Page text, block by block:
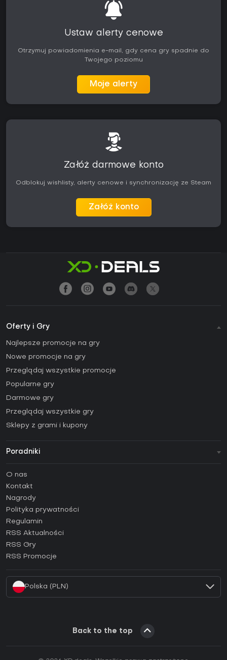
Ustaw alerty cenowe
Otrzymuj powiadomienia e-mail, gdy cena gry spadnie do
Twojego poziomu
Moje alerty
Załóż darmowe konto
Odblokuj wishlisty, alerty cenowe i synchronizację ze Steam
Załóż konto
Oferty i Gry
Najlepsze promocje na gry
Nowe promocje na gry
Przeglądaj wszystkie promocje
Popularne gry
Darmowe gry
Przeglądaj wszystkie gry
Sklepy z grami i kupony
Poradniki
Poradniki
Jak aktywować klucz Steam (CD Key)?
Jak aktywować klucz Epic Games (CD Key)?
Jak aktywować klucz GOG (CD Key)?
Jak aktywować klucz Ubisoft Connect (CD Key)?
O nas
Kontakt
Nagrody
Polityka prywatności
Regulamin
RSS Aktualności
RSS Gry
RSS Promocje
Polska (PLN)
Back to the top